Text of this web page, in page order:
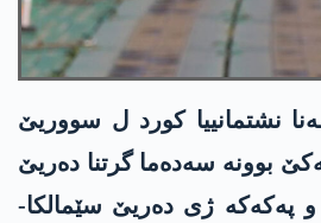
نشتمانییا کورد ل سووریێ
بوونە سەدەما گرتنا دەریێ
و پەکەکە ژی دەریێ سێمالکا-